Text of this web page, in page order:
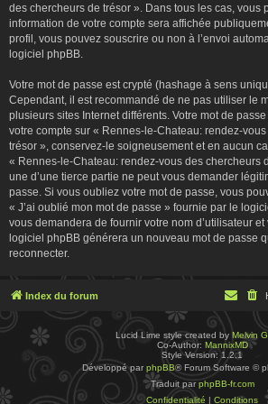
des chercheurs de trésor ». Dans tous les cas, vous
information de votre compte sera affichée
profil, vous pouvez souscrire ou non à l’envoi
logiciel phpBB.
Votre mot de passe est crypté (hashage à sens
Cependant, il est recommandé de ne pas utiliser le
plusieurs sites Internet différents. Votre mot de
votre compte sur « Rennes-le-Chateau: rendez-
trésor », conservez-le soigneusement et en aucun
« Rennes-le-Chateau: rendez-vous des chercheurs
une d’une tierce partie ne peut vous demander
passe. Si vous oubliez votre mot de passe, vous
« J’ai oublié mon mot de passe » fournie par le
vous demandera de fournir votre nom d’utilisateur
logiciel phpBB générera un nouveau mot de passe
reconnecter.
Index du forum
Lucid Lime style created by Melvin
Co-Author: MannixMD
Style Version: 1.2.1
Développé par phpBB® Forum Software ©
Traduit parphpBB-fr.com
Confidentialité | Conditions